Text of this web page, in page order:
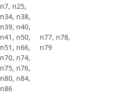
n7, n25,
n34, n38,
n39, n40,
n41, n50,
n51, n66,
n70, n74,
n75, n76,
n80, n84,
n86
n77, n78,
n79